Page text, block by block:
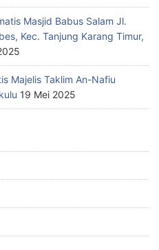
Masjid Babus Salam Jl.
Kec. Tanjung Karang Timur,
Majelis Taklim An-Nafiu
19 Mei 2025